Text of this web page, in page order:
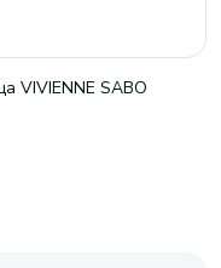
VIVIENNE SABO